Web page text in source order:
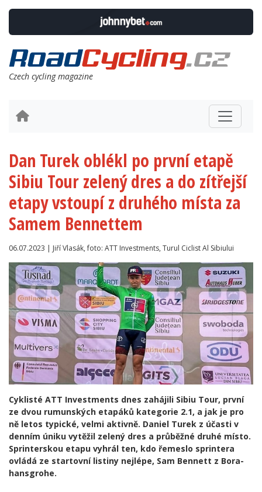
Czech cycling magazine
Dan Turek oblékl po první etapě
Sibiu Tour zelený dres a do zítřejší
etapy vstoupí z druhého místa za
Samem Bennettem
06.07.2023 | Jiří Vlasák, foto: ATT Investments, Turul Ciclist Al Sibiului
Cyklisté ATT Investments dnes zahájili Sibiu Tour, první
ze dvou rumunských etapáků kategorie 2.1, a jak je pro
ně letos typické, velmi aktivně. Daniel Turek z účasti v
denním úniku vytěžil zelený dres a průběžné druhé místo.
Sprinterskou etapu vyhrál ten, kdo řemeslo sprintera
ovládá ze startovní listiny nejlépe, Sam Bennett z Bora-
hansgrohe.